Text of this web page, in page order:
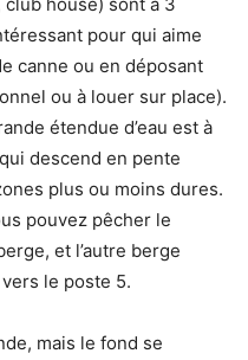
pour qui aime
canne ou en déposant
ou à louer sur place).
étendue d’eau est à
descend en pente
plus ou moins dures.
pouvez pêcher le
et l’autre berge
le poste 5.
mais le fond se